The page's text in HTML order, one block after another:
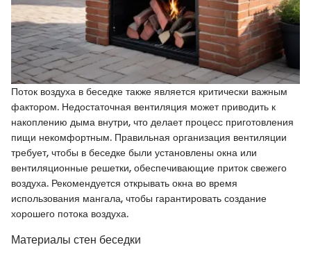
Поток воздуха в беседке также является критически важным
фактором. Недостаточная вентиляция может приводить к
накоплению дыма внутри, что делает процесс приготовления
пищи некомфортным. Правильная организация вентиляции
требует, чтобы в беседке были установлены окна или
вентиляционные решетки, обеспечивающие приток свежего
воздуха. Рекомендуется открывать окна во время
использования мангала, чтобы гарантировать создание
хорошего потока воздуха.
Материалы стен беседки